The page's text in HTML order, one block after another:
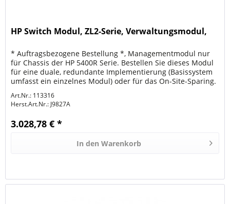
HP Switch Modul, ZL2-Serie, Verwaltungsmodul,
* Auftragsbezogene Bestellung *, Managementmodul nur
für Chassis der HP 5400R Serie. Bestellen Sie dieses Modul
für eine duale, redundante Implementierung (Basissystem
umfasst ein einzelnes Modul) oder für das On-Site-Sparing.
Art.Nr.: 113316
Herst.Art.Nr.: J9827A
3.028,78 € *
In den Warenkorb